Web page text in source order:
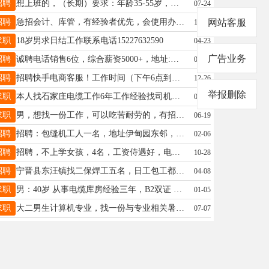
聘 想上班的，（长期）要求：年龄35-55岁，女士优先，工作一天5个小时上午：9：00—11：00下午：3：00—6：00月公休：四天，待遇：2000+提成，联系电话：16633251778郭经理 07-24
聘 急招会计、库管，有经验者优先，会使用办公软件，每天8.5小时，每周单休电话：17633096700 10-01
职 18岁男求日结工作联系电话15227632590 04-23
聘 诚聘电话销售6位，综合薪资5000+，地址:县城西二环北段。联系电话：15631990675 01-06
聘 招聘快手电商客服！工作时间（下午6点到晚上10点）地址西城区韵泽通工业园，性别女，年龄要求19-35岁，月工资1200元，19528787246微信15103298167 12-26
职 本人找石家庄电缆工作6年工作经验找司机工作可开4.2货车叉车7年驾龄零事故库房经验丰富联系电话19003193116 01-29
职 男，想找一份工作，可以吃苦耐劳的，有招工的联系，电话13683198462微信同号 06-19
聘 招聘：包缝机工人一名，地址伊甸园东邻，联系电话15530900388 02-06
聘 招聘，不上学女孩，4名，工资侍遇好，电话18031974706 10-28
聘 宁晋县东汪镇找二保焊工五名，日工包工都可以，有意者联系电话15132979901 04-08
职 男：40岁 从事电缆库房经验三年，B2双证 联系电话：13363737605 01-05
职 大二男生计算机专业，找一份与专业相关暑假工，有合适的老板联系18932951395. 07-07
网站客服
广告业务
举报删除